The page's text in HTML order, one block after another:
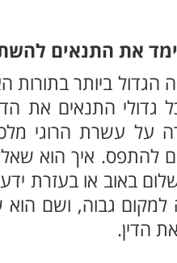
את התנאים
הגדול ביותר
גדולי התנאים את
על עשרת הרוגי
להתפס. איך הוא
באוב או בעזרת
למקום גבוה, ושם הוא
הדין.